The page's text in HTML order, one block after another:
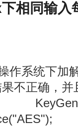
相同输入
作系统下加
不正确，